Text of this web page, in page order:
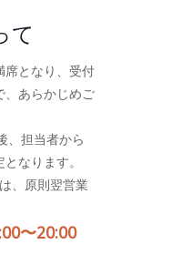
て
席となり、受付
、あらかじめご
、担当者から
なります。
、原則翌営業
〜20:00